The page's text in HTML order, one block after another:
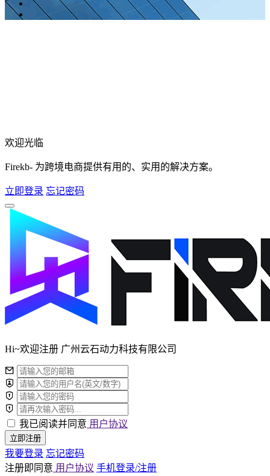
欢迎光临
Firekb- 为跨境电商提供有用的、实用的解决方案。
立即登录 忘记密码
Hi~欢迎注册 广州云石动力科技有限公司
我已阅读并同意 用户协议
立即注册
我要登录 忘记密码
注册即同意 用户协议 手机登录/注册